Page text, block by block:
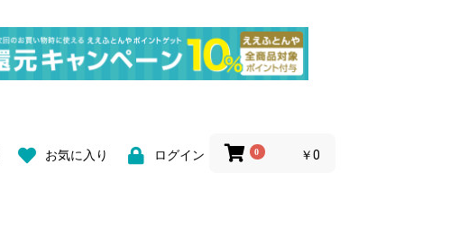
お気に入り ログイン 0 ￥0